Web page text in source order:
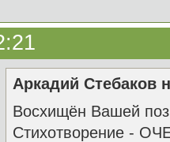
Аркадий Стебаков
Восхищён Вашей
Стихотворение -